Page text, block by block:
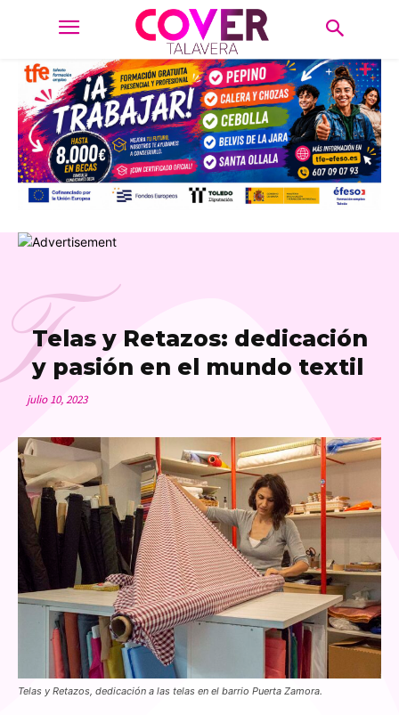
Telas y Retazos: dedicación
y pasión en el mundo textil
julio 10, 2023
Telas y Retazos, dedicación a las telas en el barrio Puerta Zamora.